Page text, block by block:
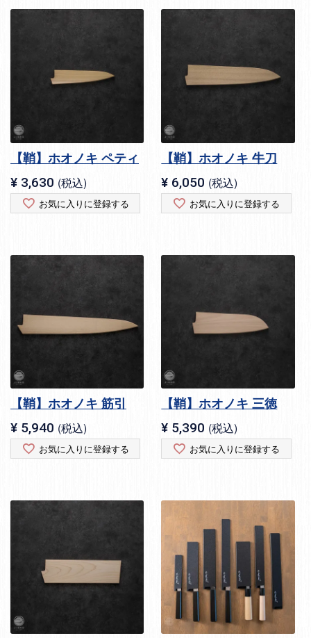
【鞘】ホオノキ ペティ
¥ 3,630 税込
お気に入りに登録する
【鞘】ホオノキ 牛刀
¥ 6,050 税込
お気に入りに登録する
【鞘】ホオノキ 筋引
¥ 5,940 税込
お気に入りに登録する
【鞘】ホオノキ 三徳
¥ 5,390 税込
お気に入りに登録する